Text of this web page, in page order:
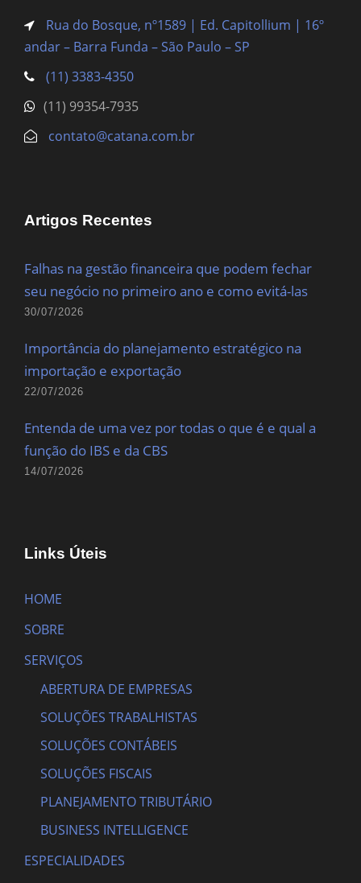
Rua do Bosque, nº1589 | Ed. Capitollium | 16º
andar – Barra Funda – São Paulo – SP
(11) 3383-4350
(11) 99354-7935
contato@catana.com.br
Artigos Recentes
Falhas na gestão financeira que podem fechar
seu negócio no primeiro ano e como evitá-las
30/07/2026
Importância do planejamento estratégico na
importação e exportação
22/07/2026
Entenda de uma vez por todas o que é e qual a
função do IBS e da CBS
14/07/2026
Links Úteis
HOME
SOBRE
SERVIÇOS
ABERTURA DE EMPRESAS
SOLUÇÕES TRABALHISTAS
SOLUÇÕES CONTÁBEIS
SOLUÇÕES FISCAIS
PLANEJAMENTO TRIBUTÁRIO
BUSINESS INTELLIGENCE
ESPECIALIDADES